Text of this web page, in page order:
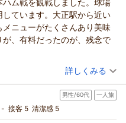
ています。大正駅から近い
ニューがたくさんあり美味
、有料だったのが、残念で
（投稿日：2026/07/31）
き］ 2泊以上で最大15％OFF／清
ツイン 朝のみ
詳しくみる
男性/60代 一人旅
- 接客 5 清潔感 5